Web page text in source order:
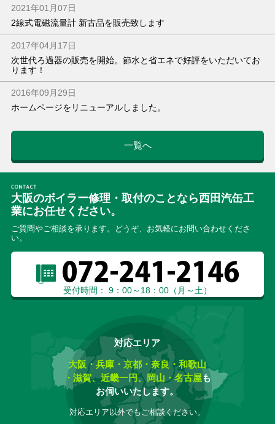
2021年01月07日
2線式電磁流量計 新古品を販売致します
2017年04月17日
次世代ろ過器の販売を開始。節水と省エネで好評をいただいてお
ります！
2016年09月29日
ホームページをリニューアルしました。
一覧へ
大阪のボイラー修理・取付のことなら西田汽缶工
業にお任せください。
ご質問やご相談を承ります。どうぞ、お気軽にお問い合わせくださ
い。
受付時間： 9：00～18：00（月～土）
対応エリア
大阪・兵庫・京都・奈良・和歌山
・滋賀、近畿一円、岡山・名古屋も
お伺いいたします。
対応エリア以外でもご相談ください。